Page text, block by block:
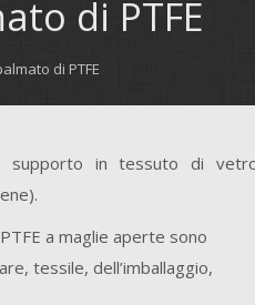
di PTFE
di PTFE
supporto in tessuto di
a maglie aperte sono
tessile, dell’imballaggio,